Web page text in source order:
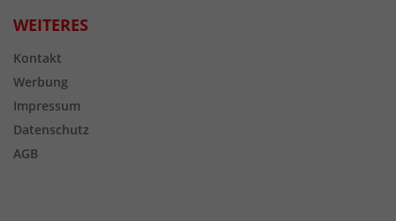
WEITERES
Kontakt
Werbung
Impressum
Datenschutz
AGB